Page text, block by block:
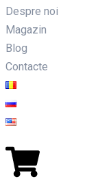
Despre noi
Magazin
Blog
Contacte